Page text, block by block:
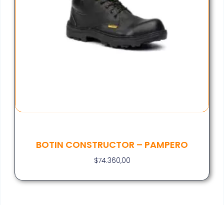
BOTIN CONSTRUCTOR – PAMPERO
$74.360,00